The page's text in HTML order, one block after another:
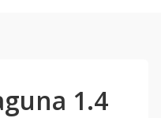
1.4